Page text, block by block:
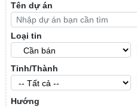
Tên dự án
Loại tin
Tỉnh/Thành
Hướng